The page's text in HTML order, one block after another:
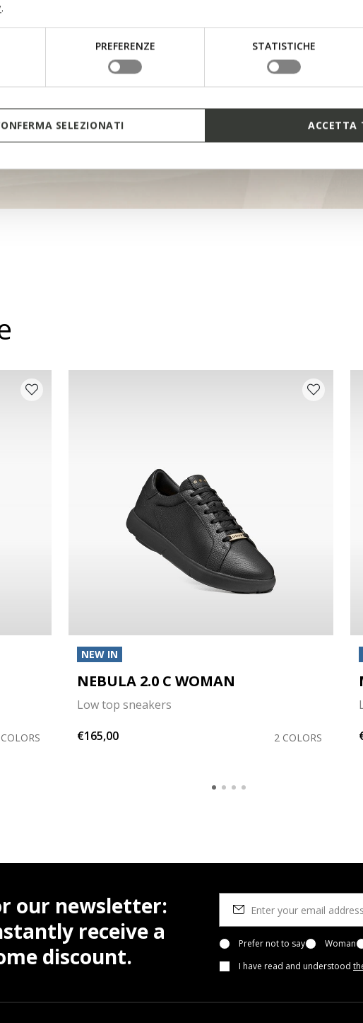
.
PREFERENZE STATISTICHE
SELEZIONATI ACCETTA
NEW IN
NEBULA 2.0 C WOMAN
Low top sneakers
€165,00
2 COLORS
our newsletter:
receive a
discount.
Prefer not to say
Woman
I have read and understood